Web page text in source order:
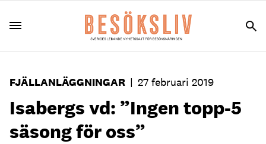
FJÄLLANLÄGGNINGAR | 27 februari 2019
Isabergs vd: ”Ingen topp-5
säsong för oss”